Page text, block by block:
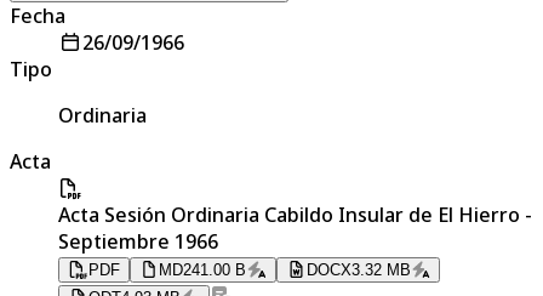
Fecha
26/09/1966
Tipo
Ordinaria
Acta
Acta Sesión Ordinaria Cabildo Insular de El Hierro -
Septiembre 1966
PDF MD241.00 B DOCX3.32 MB